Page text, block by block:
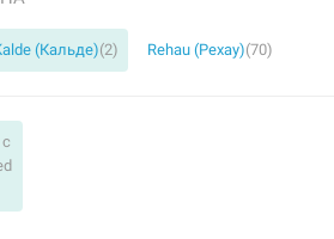
(Кальде)(2) Rehau (Рехау)(70)